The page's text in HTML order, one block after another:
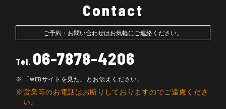
Contact
ご予約・お問い合わせはお気軽にご連絡ください。
Tel. 06-7878-4206
「WEBサイトを見た」とお伝えください。
営業等のお電話はお断りしておりますのでご遠慮くださ
い。